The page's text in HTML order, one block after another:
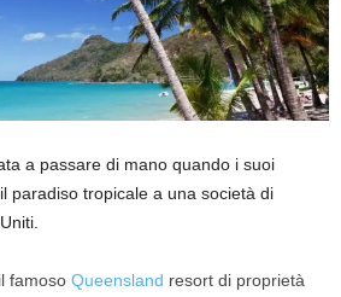
a passare di mano quando i suoi
paradiso tropicale a una società di
famoso Queensland resort di proprietà